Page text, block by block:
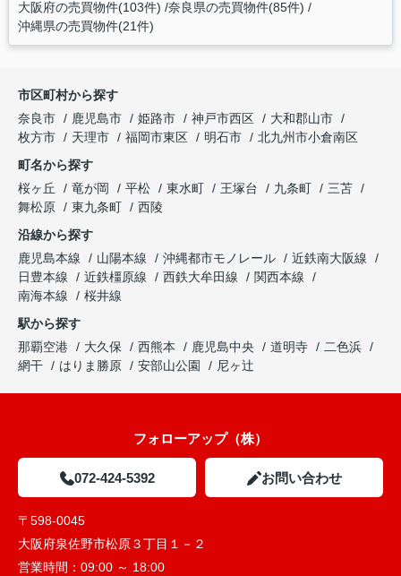
大阪府の売買物件(103件) 奈良県の売買物件(85件)
沖縄県の売買物件(21件)
市区町村から探す
奈良市
鹿児島市 姫路市 神戸市西区
大和郡山市
枚方市
天理市 福岡市東区 明石市
北九州市小倉南区
町名から探す
桜ヶ丘
竜が岡 平松 東水町 王塚台 九条町
三苫
舞松原
東九条町
西陵
沿線から探す
鹿児島本線
山陽本線 沖縄都市モノレール
近鉄南大阪線
日豊本線
近鉄橿原線 西鉄大牟田線
関西本線
南海本線
桜井線
駅から探す
那覇空港
大久保 西熊本 鹿児島中央 道明寺
二色浜
網干
はりま勝原 安部山公園 尼ヶ辻
フォローアップ（株）
072-424-5392 お問い合わせ
〒598-0045
大阪府泉佐野市松原３丁目１－２
営業時間： 09:00 ～ 18:00